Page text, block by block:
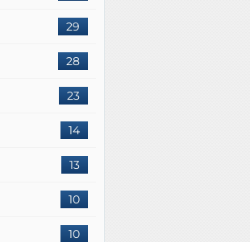
29
28
23
14
13
10
10